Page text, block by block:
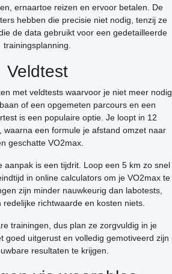
ernaartoe reizen en ervoor betalen. De
hebben die precisie niet nodig, tenzij ze
de data gebruikt voor een gedetailleerde
trainingsplanning.
Veldtest
met veldtests waarvoor je niet meer nodig
of een opgemeten parcours en een
is een populaire optie. Je loopt in 12
waarna een formule je afstand omzet naar
geschatte VO2max.
aanpak is een tijdrit. Loop een 5 km zo snel
in online calculators om je VO2max te
zijn minder nauwkeurig dan labotests,
richtwaarde en kosten niets.
trainingen, dus plan ze zorgvuldig in je
goed uitgerust en volledig gemotiveerd zijn
resultaten te krijgen.